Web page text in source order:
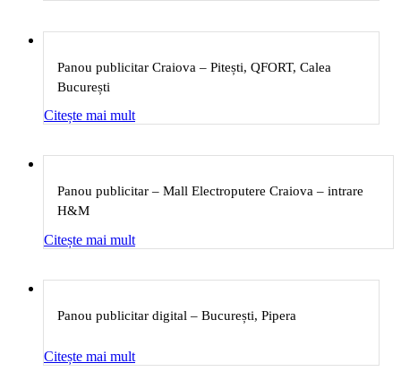
Panou publicitar Craiova – Pitești, QFORT, Calea
București
Citește mai mult
Panou publicitar – Mall Electroputere Craiova – intrare
H&M
Citește mai mult
Panou publicitar digital – București, Pipera
Citește mai mult